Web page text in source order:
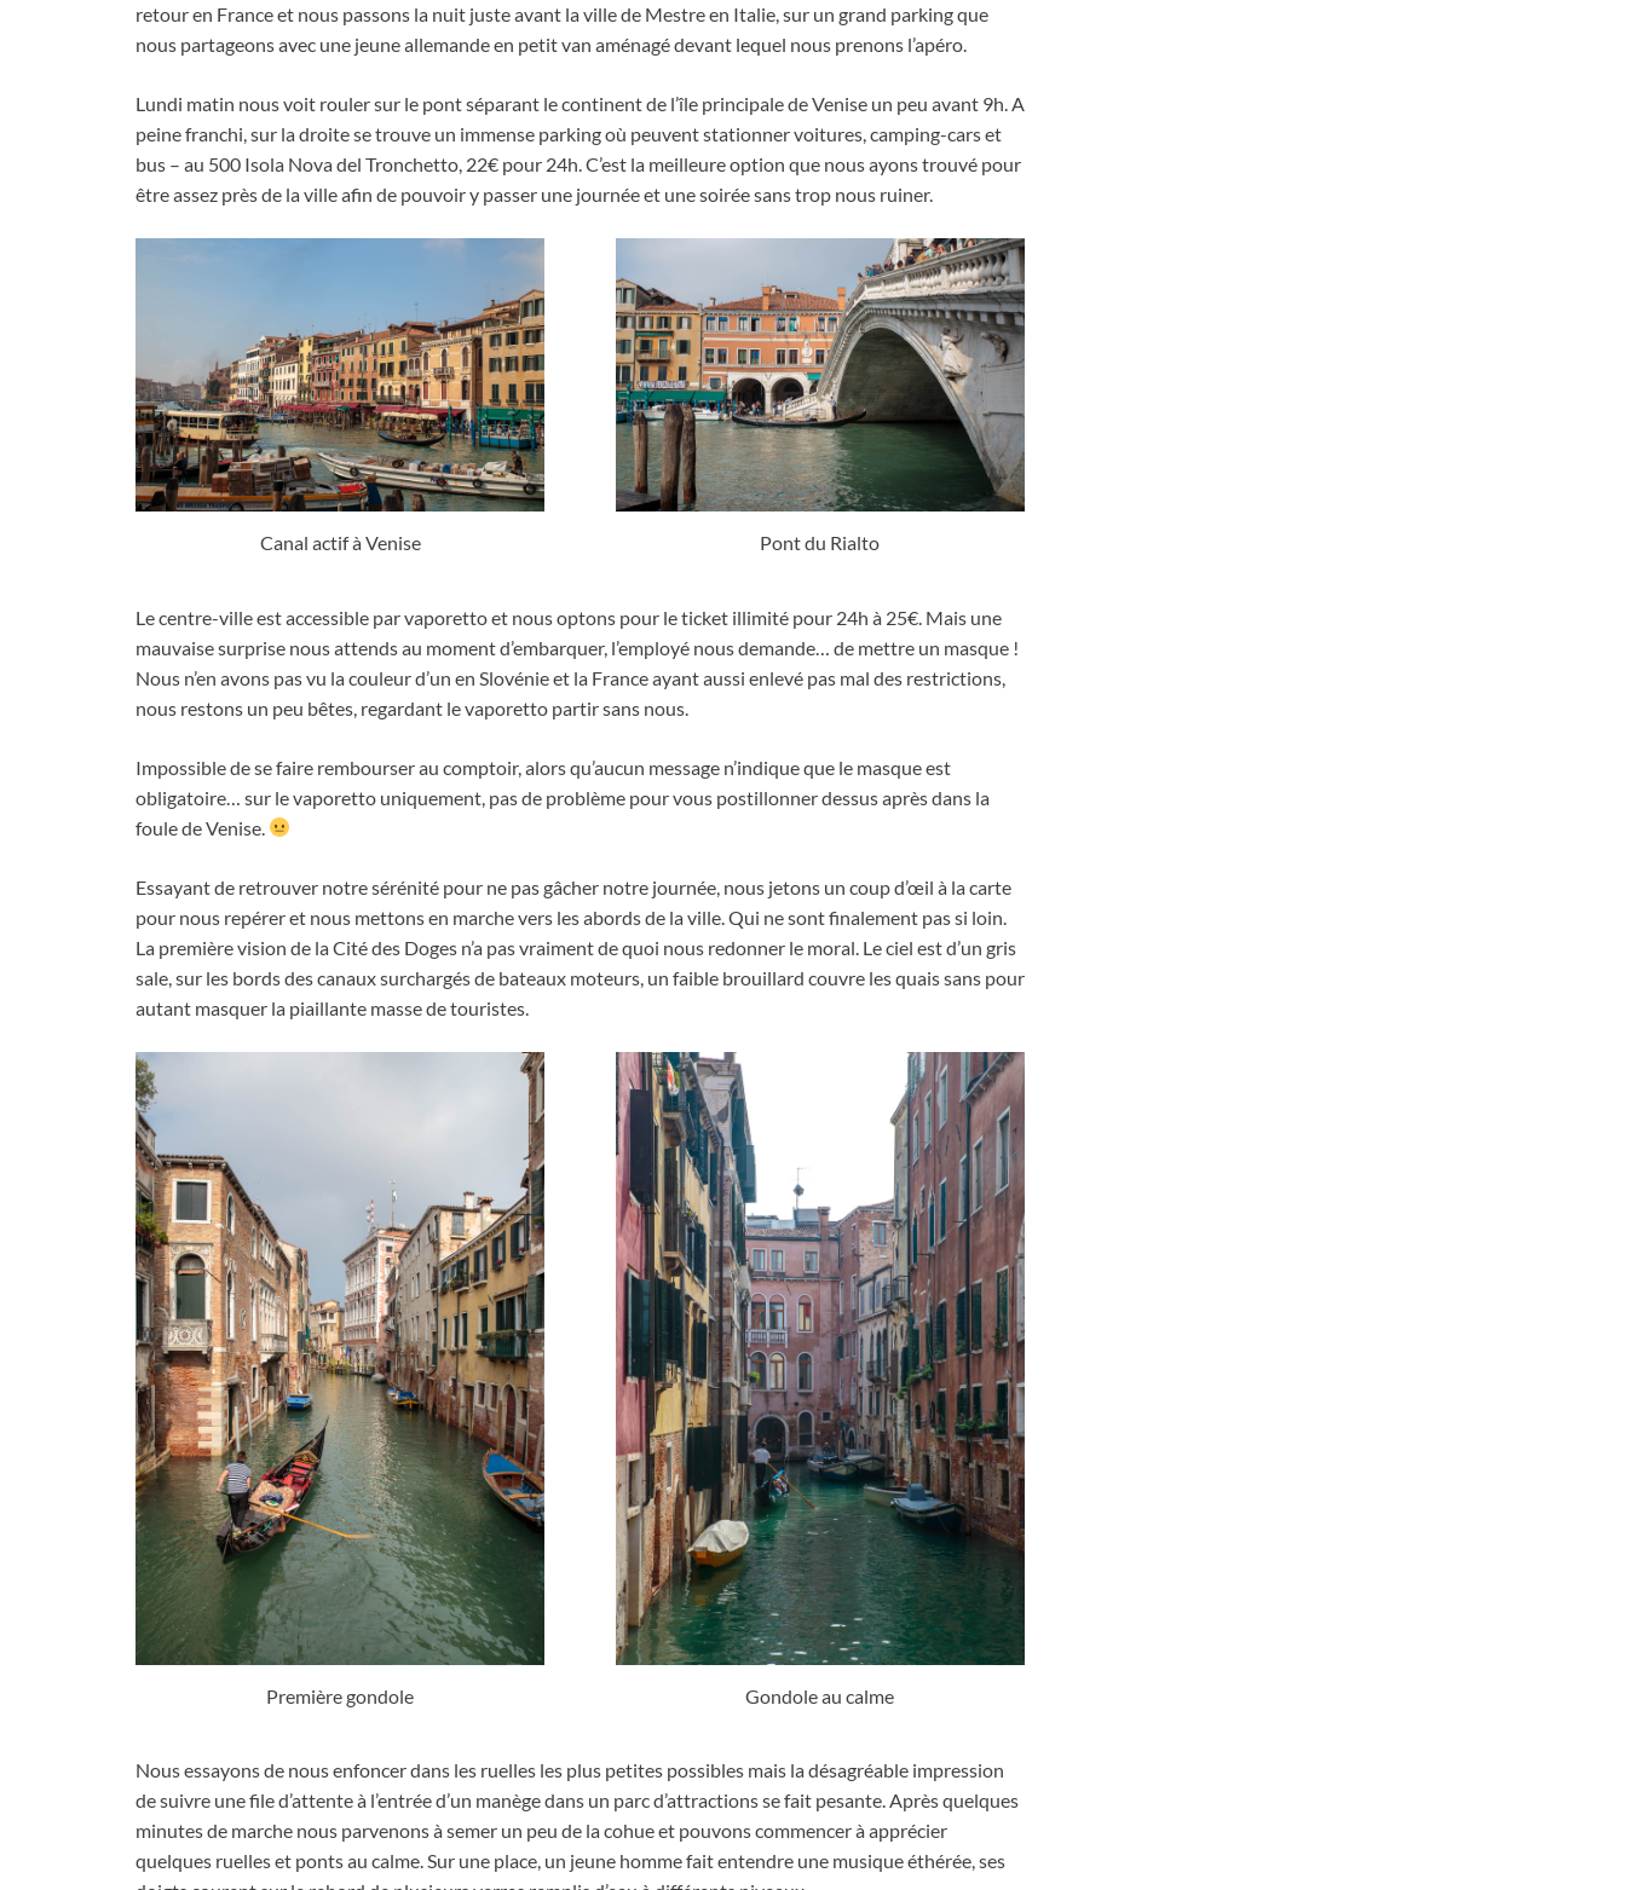
retour en France et nous passons la nuit juste avant la ville de Mestre en Italie,sur un grand parking que
nous partageons avec une jeune allemande en petit van aménagé devant lequel nous prenons l’apéro.
Lundi matin nous voit rouler sur le pont séparant le continent de l’île principale de Venise un peu avant 9h.A
peine franchi,sur la droite se trouve un immense parking où peuvent stationner voitures,camping-cars et
bus – au 500 Isola Nova del Tronchetto, 22€ pour 24h.C’est la meilleure option que nous ayons trouvé pour
être assez près de la ville afin de pouvoir y passer une journée et une soirée sans trop nous ruiner.
Canal actif à Venise Pont du Rialto
Le centre-ville est accessible par vaporetto et nous optons pour le ticket illimité pour 24h à 25€ Mais une
mauvaise surprise nous attends au moment d’embarquer, l’employé nous demande… de mettre un masque !
Nous n’en avons pas vu la couleur d’un en Slovénie et la France ayant aussi enlevé pas mal des restrictions
nous restons un peu bêtes regardant le vaporetto partir sans nous
Impossible de se faire rembourser au comptoir, alors qu’aucun message n’indique que le masque est
obligatoire… sur le vaporetto uniquement pas de problème pour vous postillonner dessus après dans la
foule de Venise
Essayant de retrouver notre sérénité pour ne pas gâcher notre journée nous jetons un coup d’œil à la carte
pour nous repérer et nous mettons en marche vers les abords de la ville Qui ne sont finalement pas si loin
La première vision de la Cité des Doges n’a pas vraiment de quoi nous redonner le moral Le ciel est d’un gris
sale sur les bords des canaux surchargés de bateaux moteurs un faible brouillard couvre les quais sans pour
autant masquer la piaillante masse de touristes
Première gondole Gondole au calme
Nous essayons de nous enfoncer dans les ruelles les plus petites possibles mais la désagréable impression
de suivre une file d’attente à l’entrée d’un manège dans un parc d’attractions se fait pesante.Après quelques
minutes de marche nous parvenons à semer un peu de la cohue et pouvons commencer à apprécier
quelques ruelles et ponts au calme.Sur une place, un jeune homme fait entendre une musique éthérée,ses